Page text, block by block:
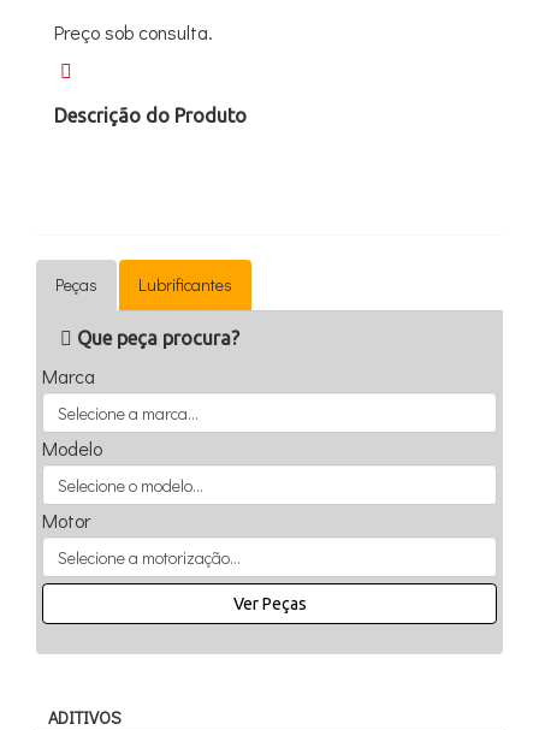
Preço sob consulta.
Descrição do Produto
Peças Lubrificantes
Que peça procura?
Marca
Modelo
Motor
Ver Peças
ADITIVOS